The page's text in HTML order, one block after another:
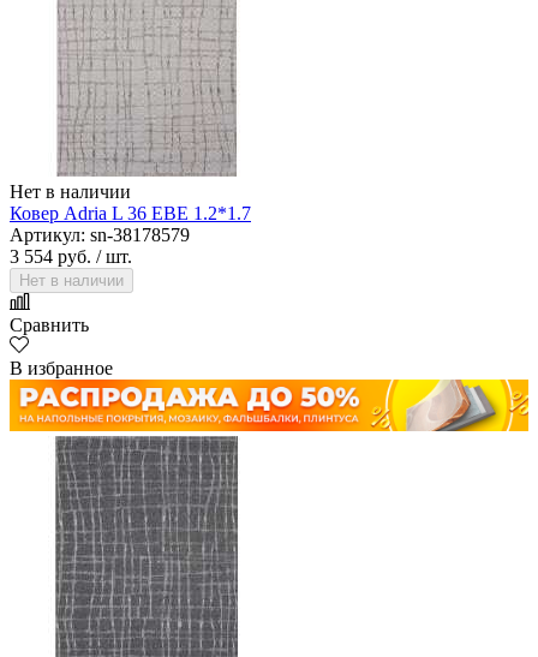
Нет в наличии
Ковер Adria L 36 EBE 1.2*1.7
Артикул: sn-38178579
3 554 руб. / шт.
Нет в наличии
Сравнить
В избранное